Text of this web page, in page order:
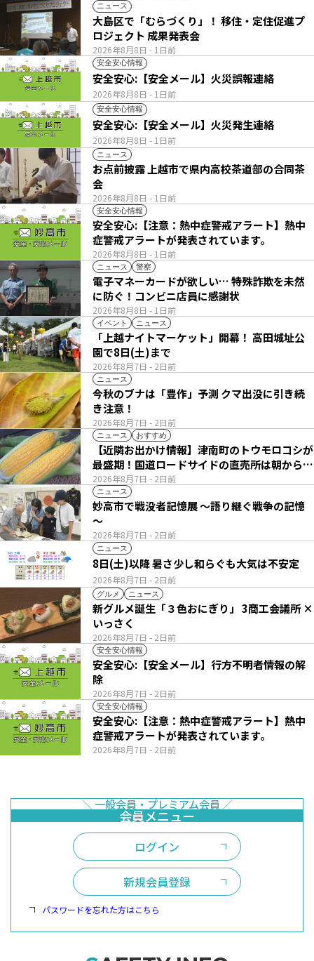
ニュース
2026年8月8日 - 1日前
大島区で「むらづくり」！ 移住・定住促進プ
ロジェクト 成果発表会
安全安心情報
2026年8月8日 - 1日前
安全安心:【安全メール】火災誤報連絡
安全安心情報
2026年8月8日 - 1日前
安全安心:【安全メール】火災発生連絡
ニュース
2026年8月8日 - 1日前
お点前披露 上越市で県内高校茶道部の合同茶
会
安全安心情報
2026年8月8日 - 1日前
安全安心:【注意：熱中症警戒アラート】熱中
症警戒アラートが発表されています。
ニュース 警察
2026年8月8日 - 1日前
電子マネーカードが欲しい… 特殊詐欺を未然
に防ぐ！コンビニ店員に感謝状
イベント ニュース
2026年8月7日 - 2日前
「上越ナイトマーケット」開幕！ 高田城址公
園で8日(土)まで
ニュース
2026年8月7日 - 2日前
今秋のブナは「豊作」予測 クマ出没に引き続
き注意！
ニュース おすすめ
2026年8月7日 - 2日前
【近隣お出かけ情報】津南町のトウモロコシが
最盛期！国道ロードサイドの直売所は朝から長
い列
ニュース
2026年8月7日 - 2日前
妙高市で戦没者記憶展 ～語り継ぐ戦争の記憶
～
ニュース
2026年8月7日 - 2日前
8日(土)以降 暑さ少し和らぐも大気は不安定
グルメ ニュース
2026年8月7日 - 2日前
新グルメ誕生「３色おにぎり」 3商工会議所 ×
いっさく
安全安心情報
2026年8月7日 - 2日前
安全安心:【安全メール】行方不明者情報の解
除
安全安心情報
2026年8月7日 - 2日前
安全安心:【注意：熱中症警戒アラート】熱中
症警戒アラートが発表されています。
ログイン
新規会員登録
パスワードを忘れた方はこちら